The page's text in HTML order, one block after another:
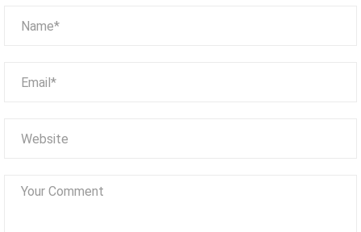
Chơi Giải Trí